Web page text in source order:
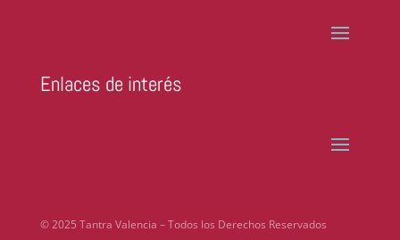
Enlaces de interés
© 2025 Tantra Valencia – Todos los Derechos Reservados